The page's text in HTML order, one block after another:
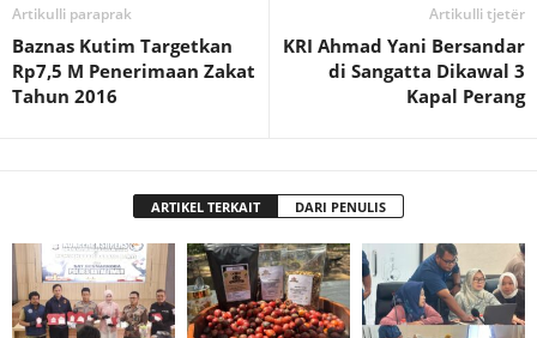
Artikulli paraprak
Baznas Kutim Targetkan
Rp7,5 M Penerimaan Zakat
Tahun 2016
Artikulli tjetër
KRI Ahmad Yani Bersandar
di Sangatta Dikawal 3
Kapal Perang
ARTIKEL TERKAIT DARI PENULIS